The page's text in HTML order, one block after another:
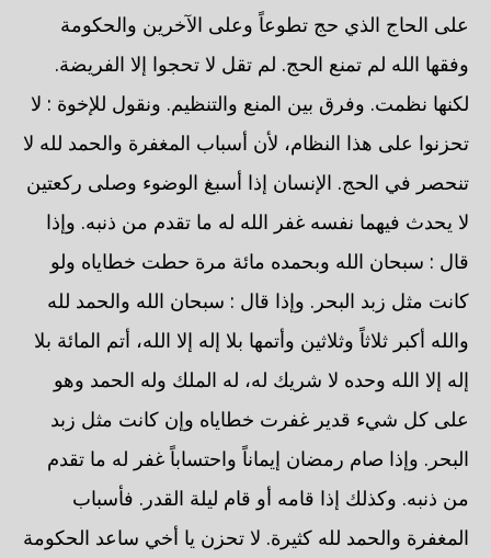
على الحاج الذي حج تطوعاً وعلى الآخرين والحكومة
وفقها الله لم تمنع الحج. لم تقل لا تحجوا إلا الفريضة.
لكنها نظمت. وفرق بين المنع والتنظيم. ونقول للإخوة : لا
تحزنوا على هذا النظام، لأن أسباب المغفرة والحمد لله لا
تنحصر في الحج. الإنسان إذا أسبغ الوضوء وصلى ركعتين
لا يحدث فيهما نفسه غفر الله له ما تقدم من ذنبه. وإذا
قال : سبحان الله وبحمده مائة مرة حطت خطاياه ولو
كانت مثل زبد البحر. وإذا قال : سبحان الله والحمد لله
والله أكبر ثلاثاً وثلاثين وأتمها بلا إله إلا الله، أتم المائة بلا
إله إلا الله وحده لا شريك له، له الملك وله الحمد وهو
على كل شيء قدير غفرت خطاياه وإن كانت مثل زبد
البحر. وإذا صام رمضان إيماناً واحتساباً غفر له ما تقدم
من ذنبه. وكذلك إذا قامه أو قام ليلة القدر. فأسباب
المغفرة والحمد لله كثيرة. لا تحزن يا أخي ساعد الحكومة